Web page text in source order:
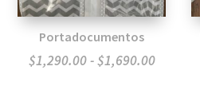
Portadocumentos
$1,290.00-$1,690.00Rango